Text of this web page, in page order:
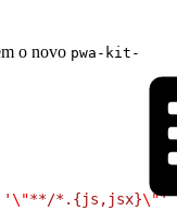
o novo pwa-kit-
'\"**/*.{js,jsx}\"'"